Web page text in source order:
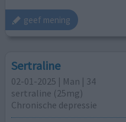
geef mening
Sertraline
02-01-2025 | Man | 34
sertraline (25mg)
Chronische depressie